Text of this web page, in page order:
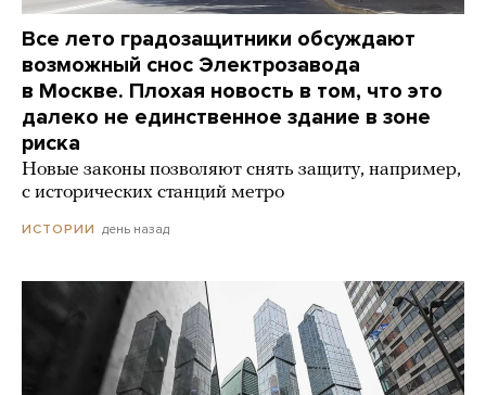
Все лето градозащитники обсуждают
возможный снос Электрозавода
в Москве. Плохая новость в том, что это
далеко не единственное здание в зоне
риска
Новые законы позволяют снять защиту, например,
с исторических станций метро
ИСТОРИИ день назад